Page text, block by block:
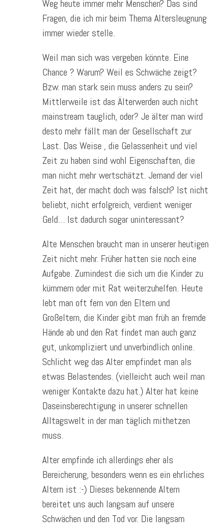
Weg heute immer mehr Menschen? Das sind
Fragen, die ich mir beim Thema Altersleugnung
immer wieder stelle.
Weil man sich was vergeben könnte. Eine
Chance ? Warum? Weil es Schwäche zeigt?
Bzw. man stark sein muss anders zu sein?
Mittlerweile ist das Älterwerden auch nicht
mainstream tauglich, oder? Je älter man wird
desto mehr fällt man der Gesellschaft zur
Last. Das Weise , die Gelassenheit und viel
Zeit zu haben sind wohl Eigenschaften, die
man nicht mehr wertschätzt. Jemand der viel
Zeit hat, der macht doch was falsch? Ist nicht
beliebt, nicht erfolgreich, verdient weniger
Geld… Ist dadurch sogar uninteressant?
Alte Menschen braucht man in unserer heutigen
Zeit nicht mehr. Früher hatten sie noch eine
Aufgabe. Zumindest die sich um die Kinder zu
kümmern oder mit Rat weiterzuhelfen. Heute
lebt man oft fern von den Eltern und
Großeltern, die Kinder gibt man früh an fremde
Hände ab und den Rat findet man auch ganz
gut, unkompliziert und unverbindlich online.
Schlicht weg das Alter empfindet man als
etwas Belastendes. (vielleicht auch weil man
weniger Kontakte dazu hat.) Alter hat keine
Daseinsberechtigung in unserer schnellen
Alltagswelt in der man täglich mithetzen
muss.
Alter empfinde ich allerdings eher als
Bereicherung, besonders wenn es ein ehrliches
Altern ist :-) Dieses bekennende Altern
bereitet uns auch langsam auf unsere
Schwächen und den Tod vor. Die langsam